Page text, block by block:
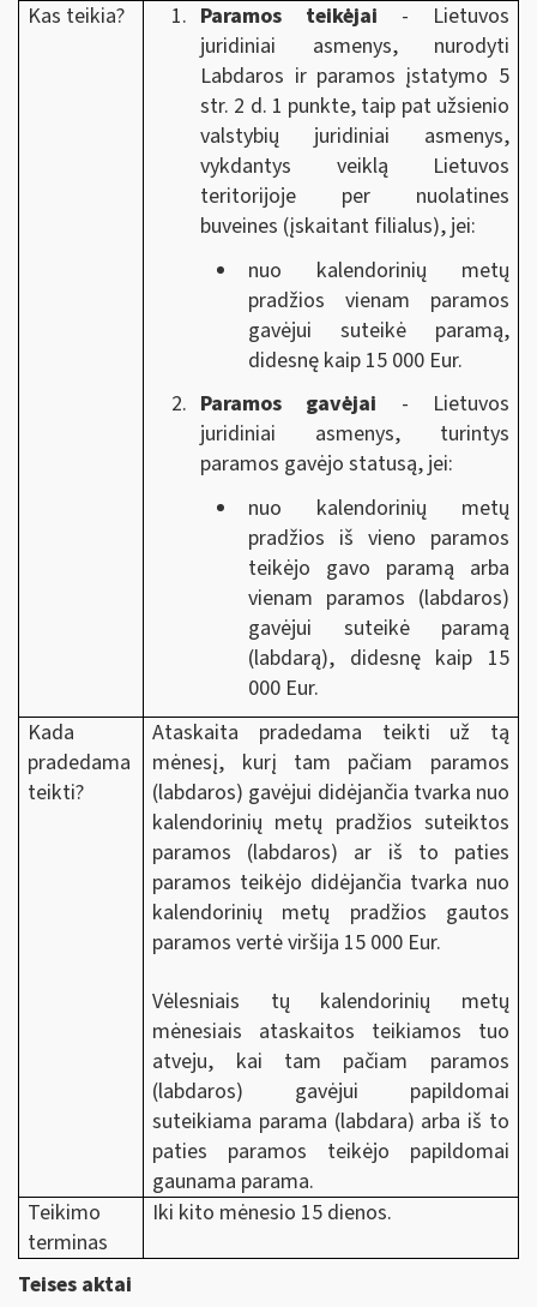
Kas teikia?
Paramos teikėjai - Lietuvos
juridiniai asmenys, nurodyti
Labdaros ir paramos įstatymo 5
str. 2 d. 1 punkte, taip pat užsienio
valstybių juridiniai asmenys,
vykdantys veiklą Lietuvos
teritorijoje per nuolatines
buveines (įskaitant filialus), jei:
nuo kalendorinių metų
pradžios vienam paramos
gavėjui suteikė paramą,
didesnę kaip 15 000 Eur.
Paramos gavėjai - Lietuvos
juridiniai asmenys, turintys
paramos gavėjo statusą, jei:
nuo kalendorinių metų
pradžios iš vieno paramos
teikėjo gavo paramą arba
vienam paramos (labdaros)
gavėjui suteikė paramą
(labdarą), didesnę kaip 15
000 Eur.
Kada
pradedama
teikti?
Ataskaita pradedama teikti už tą
mėnesį, kurį tam pačiam paramos
(labdaros) gavėjui didėjančia tvarka nuo
kalendorinių metų pradžios suteiktos
paramos (labdaros) ar iš to paties
paramos teikėjo didėjančia tvarka nuo
kalendorinių metų pradžios gautos
paramos vertė viršija 15 000 Eur.
Vėlesniais tų kalendorinių metų
mėnesiais ataskaitos teikiamos tuo
atveju, kai tam pačiam paramos
(labdaros) gavėjui papildomai
suteikiama parama (labdara) arba iš to
paties paramos teikėjo papildomai
gaunama parama.
Teikimo
terminas
Iki kito mėnesio 15 dienos.
Teises aktai